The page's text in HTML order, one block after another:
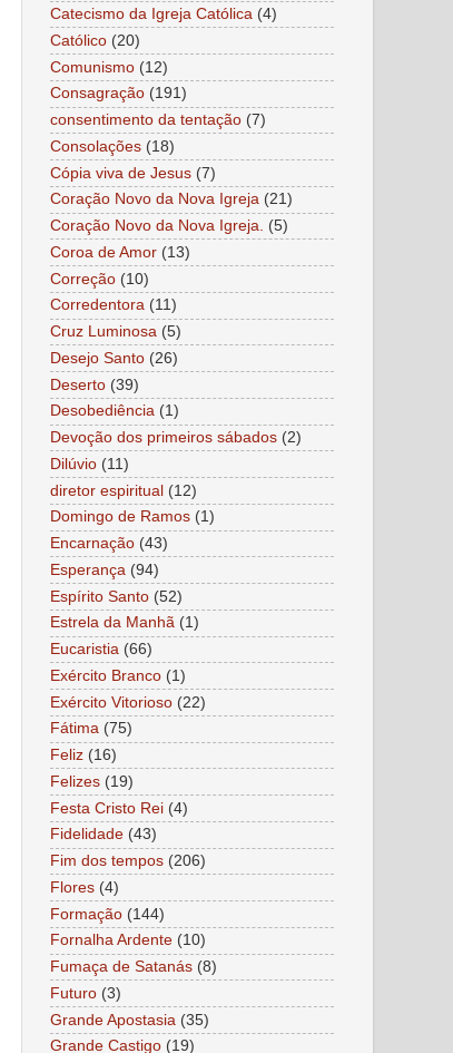
Catecismo da Igreja Católica (4)
Católico (20)
Comunismo (12)
Consagração (191)
consentimento da tentação (7)
Consolações (18)
Cópia viva de Jesus (7)
Coração Novo da Nova Igreja (21)
Coração Novo da Nova Igreja. (5)
Coroa de Amor (13)
Correção (10)
Corredentora (11)
Cruz Luminosa (5)
Desejo Santo (26)
Deserto (39)
Desobediência (1)
Devoção dos primeiros sábados (2)
Dilúvio (11)
diretor espiritual (12)
Domingo de Ramos (1)
Encarnação (43)
Esperança (94)
Espírito Santo (52)
Estrela da Manhã (1)
Eucaristia (66)
Exército Branco (1)
Exército Vitorioso (22)
Fátima (75)
Feliz (16)
Felizes (19)
Festa Cristo Rei (4)
Fidelidade (43)
Fim dos tempos (206)
Flores (4)
Formação (144)
Fornalha Ardente (10)
Fumaça de Satanás (8)
Futuro (3)
Grande Apostasia (35)
Grande Castigo (19)